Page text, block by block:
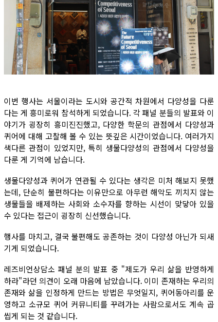
이번 행사는 서울이라는 도시와 공간적 차원에서 다양성을 다룬
다는 게 흥미로워 참석하게 되었습니다. 각 패널 분들의 발표와 이
야기가 굉장히 흥미진진했고, 다양한 학문의 관점에서 다양성과
퀴어에 대해 고찰해 볼 수 있는 뜻깊은 시간이었습니다. 여러가지
색다른 관점이 있었지만, 특히 생물다양성의 관점에서 다양성을
다룬 게 기억에 남습니다.
생물다양성과 퀴어가 연관될 수 있다는 생각은 미처 해보지 못했
는데, 단순히 불편하다는 이유만으로 아무런 해악도 끼치지 않는
생물들을 배제하는 사회와 소수자를 향하는 시선이 맞닿아 있을
수 있다는 접근이 굉장히 신선했습니다.
행사를 마치고, 결국 불편해도 공존하는 것이 다양성 아닌가 되새
기게 되었습니다.
레즈비언상담소 패널 분의 발표 중 "제도가 우리 삶을 반영하게
하라"라던 의견이 오래 마음에 남았습니다. 이미 존재하는 우리의
존재와 삶을 인정하게 만드는 방법은 무엇일지, 퀴어동아리를 운
영하고 소규모 퀴어 커뮤니티를 꾸려가는 사람으로서도 계속 곱
씹게 되는 것 같습니다.